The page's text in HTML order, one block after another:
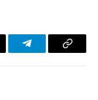
Telegram复